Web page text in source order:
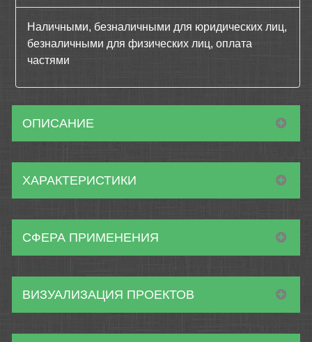
Наличными, безналичными для юридических лиц,
безналичными для физических лиц, оплата
частями
ОПИСАНИЕ
ХАРАКТЕРИСТИКИ
СФЕРА ПРИМЕНЕНИЯ
ВИЗУАЛИЗАЦИЯ ПРОЕКТОВ